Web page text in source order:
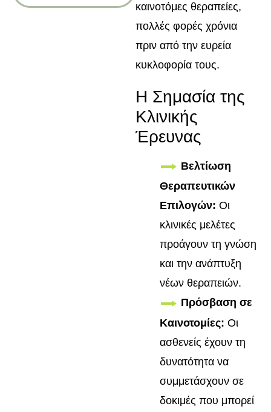
καινοτόμες θεραπείες,
πολλές φορές χρόνια
πριν από την ευρεία
κυκλοφορία τους.
Η Σημασία της
Κλινικής
Έρευνας
Βελτίωση
Θεραπευτικών
Επιλογών: Οι
κλινικές μελέτες
προάγουν τη γνώση
και την ανάπτυξη
νέων θεραπειών.
Πρόσβαση σε
Καινοτομίες: Οι
ασθενείς έχουν τη
δυνατότητα να
συμμετάσχουν σε
δοκιμές που μπορεί